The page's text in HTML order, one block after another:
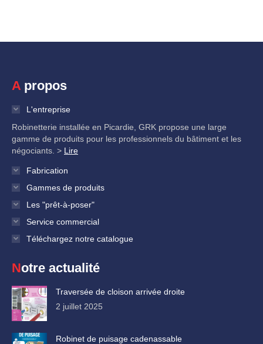
A propos
L'entreprise
Robinetterie installée en Picardie, GRK propose une large
gamme de produits pour les professionnels du bâtiment et les
négociants. > Lire
Fabrication
Gammes de produits
Les "prêt-à-poser"
Service commercial
Téléchargez notre catalogue
Notre actualité
Traversée de cloison arrivée droite
2 juillet 2025
Robinet de puisage cadenassable